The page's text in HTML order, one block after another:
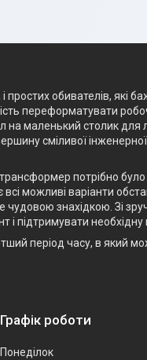
обивателів, які
переформатувати
на маленький столик
сміливої
потрібно
можливі варіанти
знахідкою. Зі
період часу, в який
Графік роботи
Понеділок